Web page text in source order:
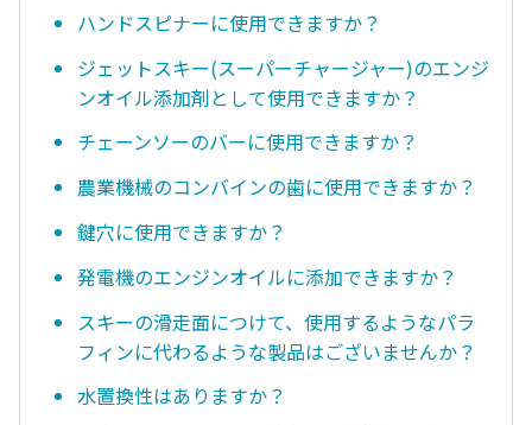
ハンドスピナーに使用できますか？
ジェットスキー(スーパーチャージャー)のエンジ
ンオイル添加剤として使用できますか？
チェーンソーのバーに使用できますか？
農業機械のコンバインの歯に使用できますか？
鍵穴に使用できますか？
発電機のエンジンオイルに添加できますか？
スキーの滑走面につけて、使用するようなパラ
フィンに代わるような製品はございませんか？
水置換性はありますか？